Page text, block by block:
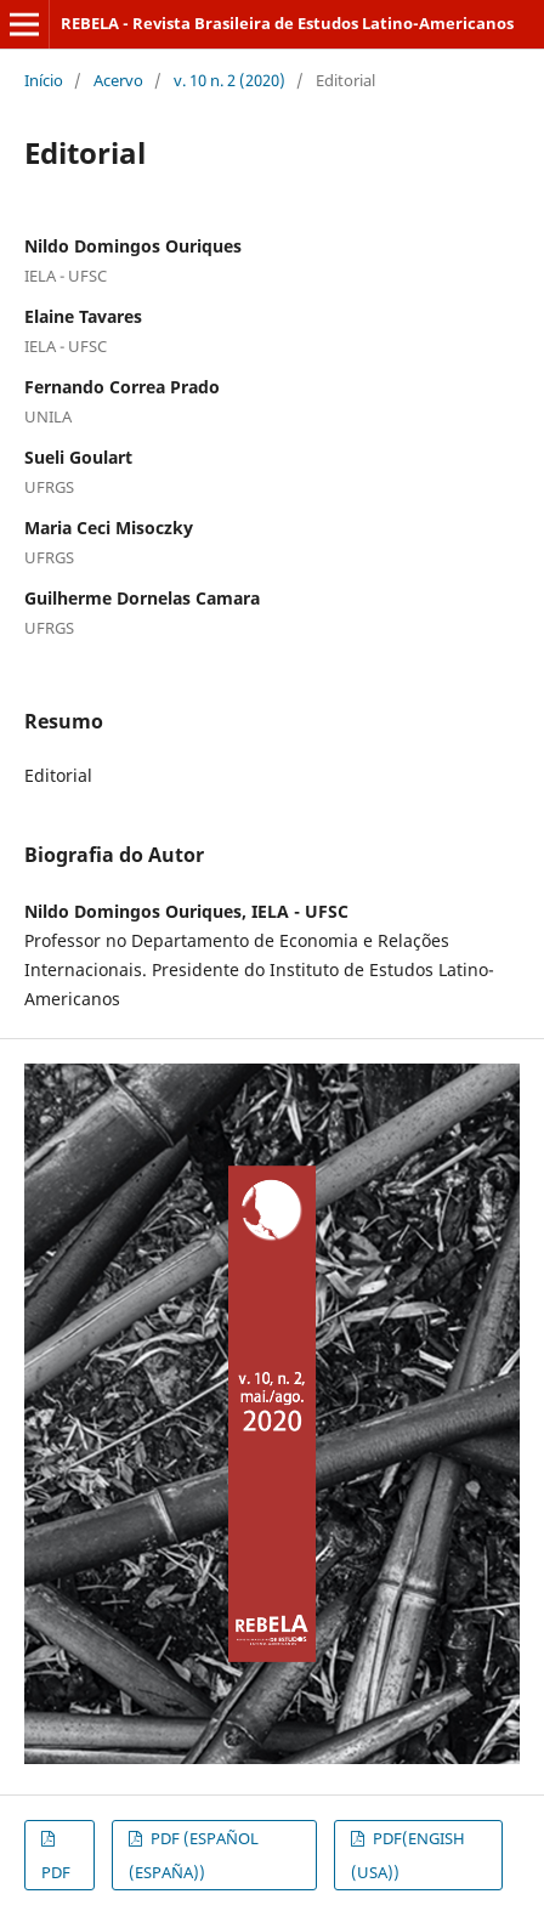
REBELA - Revista Brasileira de Estudos Latino-Americanos
Início / Acervo / v. 10 n. 2 (2020) / Editorial
Editorial
Nildo Domingos Ouriques
IELA - UFSC
Elaine Tavares
IELA - UFSC
Fernando Correa Prado
UNILA
Sueli Goulart
UFRGS
Maria Ceci Misoczky
UFRGS
Guilherme Dornelas Camara
UFRGS
Resumo
Editorial
Biografia do Autor
Nildo Domingos Ouriques, IELA - UFSC
Professor no Departamento de Economia e Relações
Internacionais. Presidente do Instituto de Estudos Latino-
Americanos
PDF
PDF (ESPAÑOL
(ESPAÑA))
PDF(ENGISH
(USA))